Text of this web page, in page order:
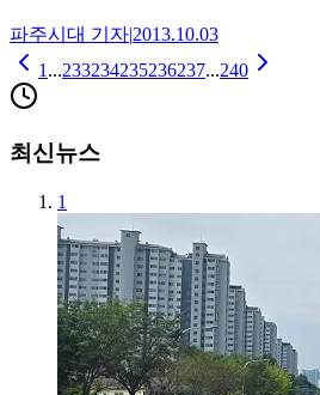
파주시대 기자|2013.10.03
1...233234235236237...240
최신뉴스
1